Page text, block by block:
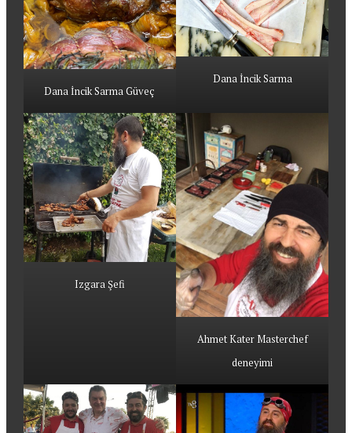
Dana İncik Sarma Güveç
Dana İncik Sarma
Izgara Şefi
Ahmet Kater Masterchef
deneyimi